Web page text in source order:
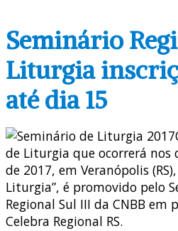
Seminário
Liturgia
até dia 15
de Liturgia que ocorrerá nos
de 2017, em Veranópolis
Liturgia”, é promovido pelo
Regional Sul III da CNBB em
Celebra Regional RS.